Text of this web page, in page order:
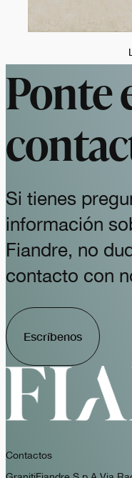
Ponte
Si tienes
información
Fiandre, no
contacto con
Escríbenos
Contactos